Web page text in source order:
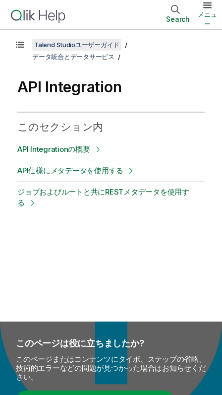
Search
メニュ
ー
Talend Studioユーザーガイド
データ統合とデータサービス
API Integration
このセクション内
API Integrationの概要
API仕様にメタデータを使用する
ジョブおよびルートと共にRESTメタデータを使用す
る
このページは役に立ちましたか?
このページまたはコンテンツにタイポ、ステップの省略、
技術的エラーなどの問題が見つかった場合はお知らせくだ
さい。